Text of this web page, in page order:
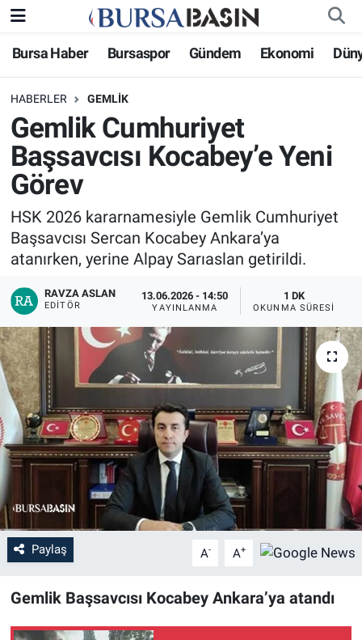
Bursa Haber Bursaspor Gündem Ekonomi
HABERLER GEMLIK
Gemlik Cumhuriyet
Başsavcısı Kocabey’e Yeni
Görev
HSK 2026 kararnamesiyle Gemlik Cumhuriyet
Başsavcısı Sercan Kocabey Ankara’ya
atanırken, yerine Alpay Sarıaslan getirildi.
RAVZA ASLAN
EDITÖR
13.06.2026 - 14:50
YAYINLANMA
1 DK
OKUNMA SÜRESI
Paylaş A- A+
Gemlik Başsavcısı Kocabey Ankara’ya atandı
Bursa Haber
Genel
Bilim, Teknoloji
KÜLTÜR-SANAT
Yerel
Bursaspor
Gündem
Sağlık
Eğitim
Ekonomi
Dünya
Teknoloji
Magazin
Bursa Nöbetçi Eczaneler
Bursa Hava Durumu
Bursa Namaz Vakitleri
Bursa Trafik Yoğunluk Haritası
Süper Lig Puan Durumu ve Fikstür
Tüm Manşetler
Son Dakika Haberleri
Haber Arşivi